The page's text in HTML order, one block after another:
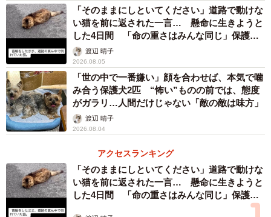
「そのままにしといてください」道路で動けな
い猫を前に返された一言… 懸命に生きようと
した4日間 「命の重さはみんな同じ」保護団
体代表の訴え
渡辺 晴子
2026.08.05
「世の中で一番嫌い」顔を合わせば、本気で噛
み合う保護犬2匹 “怖い”ものの前では、態度
がガラリ…人間だけじゃない「敵の敵は味方」
渡辺 晴子
2026.08.04
アクセスランキング
「そのままにしといてください」道路で動けな
い猫を前に返された一言… 懸命に生きようと
した4日間 「命の重さはみんな同じ」保護団